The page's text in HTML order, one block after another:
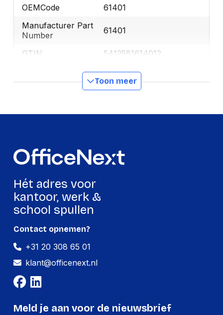
OEMCode
61401
Manufacturer Part
Number
61401
GTIN 5412581614012
Productformaat
Gewicht
36 g
Verpakking
Per stuk
Hoeveelheid:
Breedte:
Hoogte:
Lengte:
Gewicht:
36 gram
Toon meer
Hét adres voor
kantoor, werk &
school spullen
Contact opnemen?
+31 20 308 65 01
klant@officenext.nl
Meld je aan voor de nieuwsbrief